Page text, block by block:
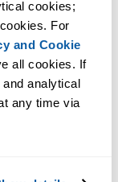
cookies;
For
and Cookie
all cookies. If
analytical
any time via